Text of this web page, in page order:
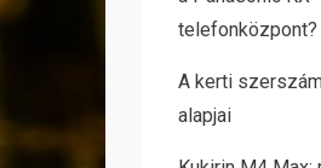
telefonközpont?
A kerti
alapjai